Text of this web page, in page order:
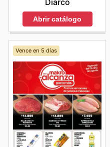
Diarco
Abrir catálogo
Vence en 5 días